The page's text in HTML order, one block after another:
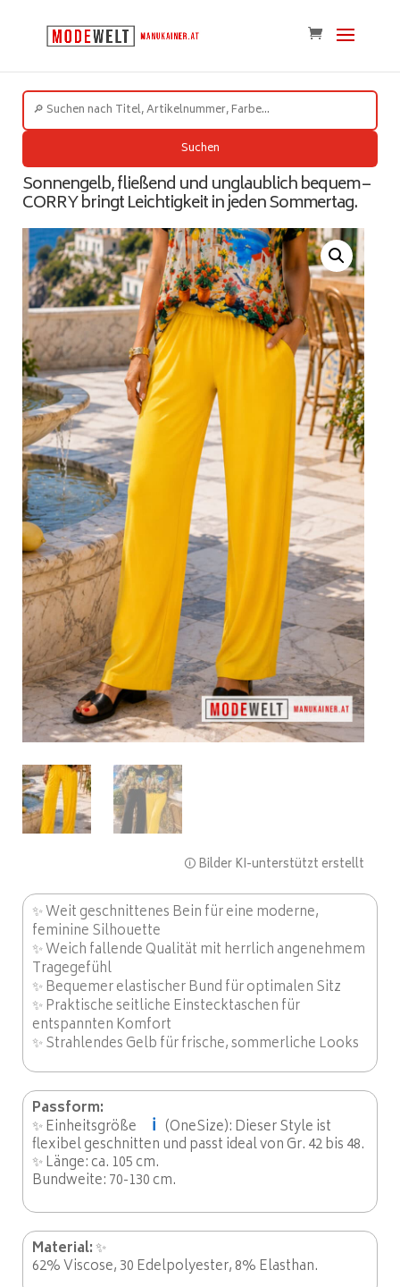
Suchen
Sonnengelb, fließend und unglaublich bequem –
CORRY bringt Leichtigkeit in jeden Sommertag.
🛈 Bilder KI-unterstützt erstellt
✨ Weit geschnittenes Bein für eine moderne,
feminine Silhouette
✨ Weich fallende Qualität mit herrlich angenehmem
Tragegefühl
✨ Bequemer elastischer Bund für optimalen Sitz
✨ Praktische seitliche Einstecktaschen für
entspannten Komfort
✨ Strahlendes Gelb für frische, sommerliche Looks
Passform:
✨ Einheitsgröße ℹ️ (OneSize): Dieser Style ist
flexibel geschnitten und passt ideal von Gr. 42 bis 48.
✨ Länge: ca. 105 cm.
Bundweite: 70-130 cm.
Material:✨
62% Viscose, 30 Edelpolyester, 8% Elasthan.